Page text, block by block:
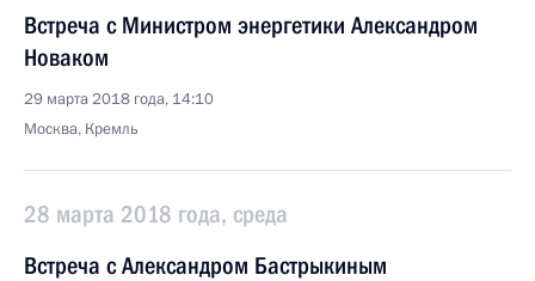
Встреча с Министром энергетики Александром
Новаком
29 марта 2018 года, 14:10
Москва, Кремль
28 марта 2018 года, среда
Встреча с Александром Бастрыкиным